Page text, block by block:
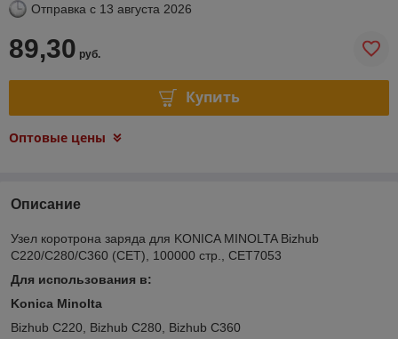
Отправка с 13 августа 2026
89,30 руб.
Купить
Оптовые цены
Описание
Узел коротрона заряда для KONICA MINOLTA Bizhub
C220/C280/C360 (CET), 100000 стр., CET7053
Для использования в:
Konica Minolta
Bizhub C220, Bizhub C280, Bizhub C360